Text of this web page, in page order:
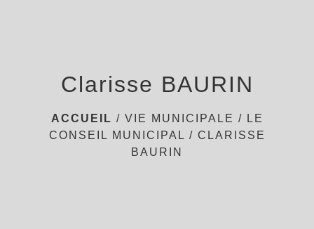
Clarisse BAURIN
ACCUEIL / VIE MUNICIPALE / LE
CONSEIL MUNICIPAL / CLARISSE
BAURIN